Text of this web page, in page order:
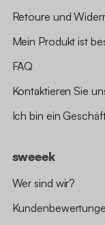
Retoure und
Mein Produkt ist
FAQ
Kontaktieren Sie
Ich bin ein
sweeek
Wer sind wir?